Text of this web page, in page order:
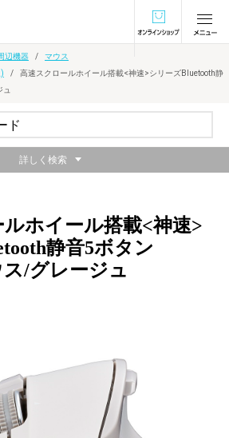
オンラインショ
辺機器
マウス
高速スクロールホイール搭載<神速>シリーズBluetooth静
ュ
ホイール搭載<神速>
静音5ボタン
/グレージュ
次元の回転スピード
詳しく検索